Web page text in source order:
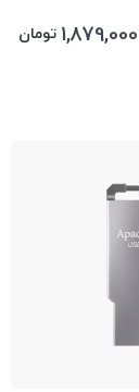
1,879,000 تومان